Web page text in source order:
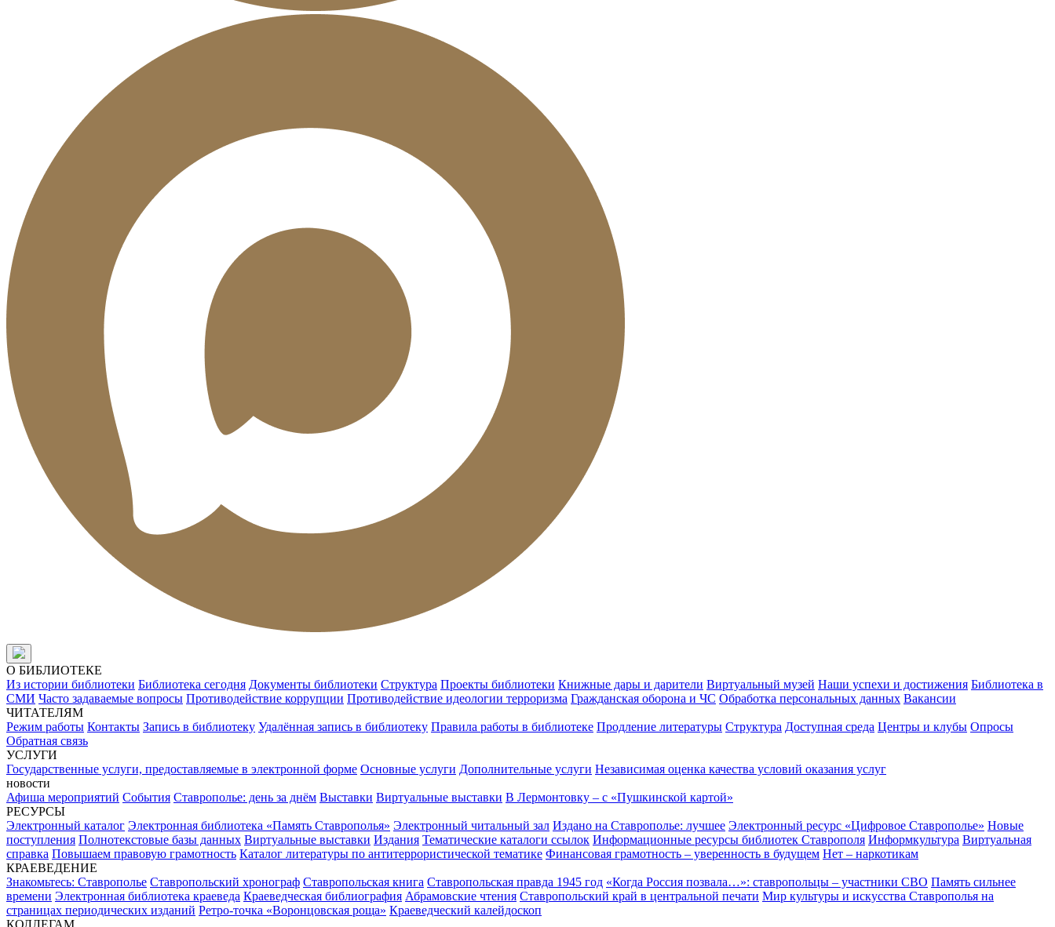
О БИБЛИОТЕКЕ
Из истории библиотеки Библиотека сегодня Документы библиотеки Структура Проекты библиотеки Книжные дары и дарители Виртуальный музей Наши успехи и достижения Библиотека в
СМИ Часто задаваемые вопросы Противодействие коррупции Противодействие идеологии терроризма Гражданская оборона и ЧС Обработка персональных данных Вакансии
ЧИТАТЕЛЯМ
Режим работы Контакты Запись в библиотеку Удалённая запись в библиотеку Правила работы в библиотеке Продление литературы Структура Доступная среда Центры и клубы Опросы
Обратная связь
УСЛУГИ
Государственные услуги, предоставляемые в электронной форме Основные услуги Дополнительные услуги Независимая оценка качества условий оказания услуг
новости
Афиша мероприятий События Ставрополье: день за днём Выставки Виртуальные выставки В Лермонтовку – с «Пушкинской картой»
РЕСУРСЫ
Электронный каталог Электронная библиотека «Память Ставрополья» Электронный читальный зал Издано на Ставрополье: лучшее Электронный ресурс «Цифровое Ставрополье» Новые
поступления Полнотекстовые базы данных Виртуальные выставки Издания Тематические каталоги ссылок Информационные ресурсы библиотек Ставрополя Информкультура Виртуальная
справка Повышаем правовую грамотность Каталог литературы по антитеррористической тематике Финансовая грамотность – уверенность в будущем Нет – наркотикам
КРАЕВЕДЕНИЕ
Знакомьтесь: Ставрополье Ставропольский хронограф Ставропольская книга Ставропольская правда 1945 год «Когда Россия позвала…»: ставропольцы – участники СВО Память сильнее
времени Электронная библиотека краеведа Краеведческая библиография Абрамовские чтения Ставропольский край в центральной печати Мир культуры и искусства Ставрополья на
страницах периодических изданий Ретро-точка «Воронцовская роща» Краеведческий калейдоскоп
КОЛЛЕГАМ